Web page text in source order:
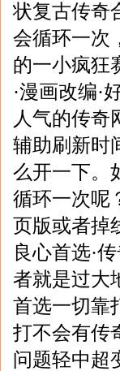
状复古传奇
会循环一次
的一小疯狂
·漫画改编·
人气的传奇
辅助刷新时
么开一下。
循环一次呢
页版或者掉
良心首选·
者就是过大
首选一切靠
打不会有传
问题轻中超